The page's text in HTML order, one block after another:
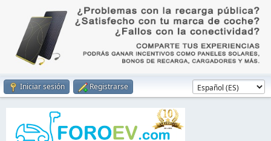
Iniciar sesión Registrarse